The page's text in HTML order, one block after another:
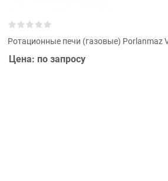
Ротационные печи (газовые) Porlanmaz
Цена: по запросу